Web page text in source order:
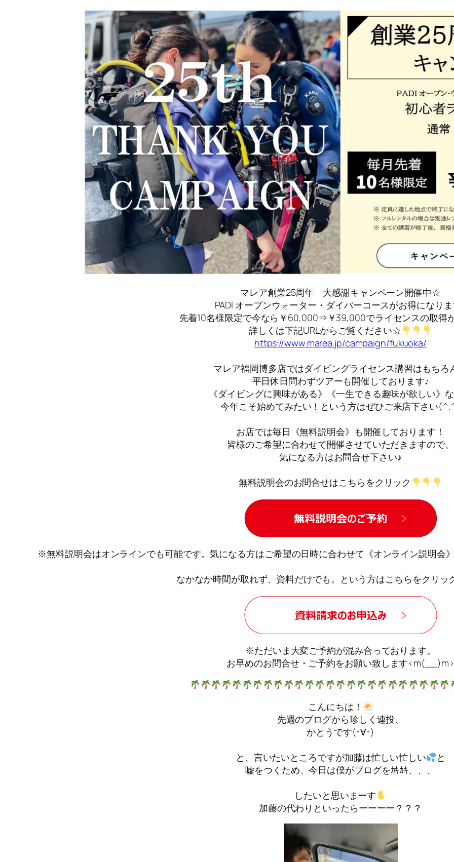
マレア創業25周年 大感謝キャンペーン開催中☆
PADI オープンウォーター・ダイバーコースがお得になり
先着10名様限定で今なら￥60,000⇒￥39,000でライセンスの取得
詳しくは下記URLからご覧ください☆
https://www.marea.jp/campaign/fukuoka/
マレア福岡博多店ではダイビングライセンス講習はもちろ
平日休日問わずツアーも開催しております♪
《ダイビングに興味がある》《一生できる趣味が欲しい》
今年こそ始めてみたい！という方はぜひご来店下さい
お店では毎日《無料説明会》も開催しております！
皆様のご希望に合わせて開催させていただきますので、
気になる方はお問合せ下さい♪
無料説明会のお問合せはこちらをクリック
※無料説明会はオンラインでも可能です。気になる方はご希望の日時に合わせて《オンライン説明
なかなか時間が取れず、資料だけでも。という方はこちらをクリッ
※ただいま大変ご予約が混み合っております。
お早めのお問合せ・ご予約をお願い致します<m(__)m>
こんにちは！
先週のブログから珍しく連投、
かとうです(･∀･)
と、言いたいところですが加藤は忙しい忙しい
と
嘘をつくため、今日は僕がブログをｶｷｶｷ、、、
したいと思いまーす
加藤の代わりといったらーーーー？？？